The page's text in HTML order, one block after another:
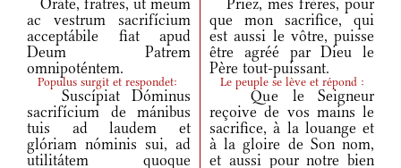
Oráte, fratres, ut meum
ac vestrum sacrifícium
acceptábile fiat apud
Deum Patrem
omnipoténtem.
Priez, mes frères, pour
que mon sacrifice, qui
est aussi le vôtre, puisse
être agréé par Dieu le
Père tout-puissant.
Populus surgit et respondet: Le peuple se lève et répond :
Suscípiat Dóminus
sacrifícium de mánibus
tuis ad laudem et
glóriam nóminis sui, ad
utilitátem quoque
Que le Seigneur
reçoive de vos mains le
sacrifice, à la louange et
à la gloire de Son nom,
et aussi pour notre bien